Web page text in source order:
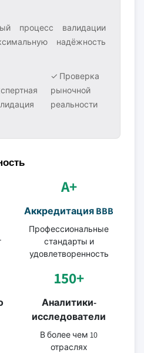
процесс валидации
надёжность
✓ Проверка
рыночной
реальности
A+
Аккредитация BBB
Профессиональные
стандарты и
удовлетворенность
150+
Аналитики-
исследователи
В более чем 10
отраслях